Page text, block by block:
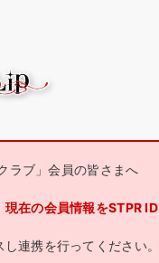
ラブ」会員の皆さまへ
現在の会員情報をSTPR ID
連携を行ってください。